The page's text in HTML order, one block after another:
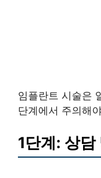
임플란트 시술은
단계에서 주의해
1단계: 상담